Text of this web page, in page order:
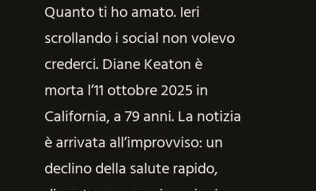
Quanto ti ho amato. Ieri
scrollando i social non volevo
crederci. Diane Keaton è
morta l’11 ottobre 2025 in
California, a 79 anni. La notizia
è arrivata all’improvviso: un
declino della salute rapido,